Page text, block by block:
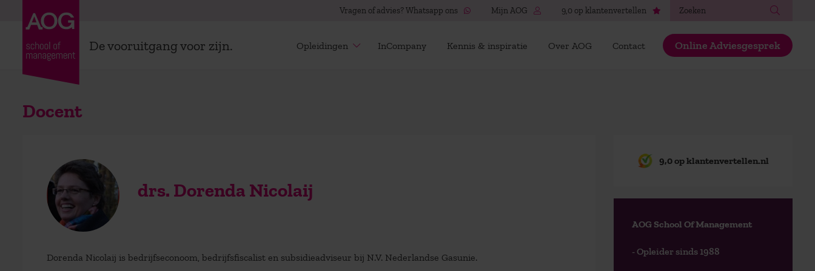
Vragen of advies? Whatsapp ons Mijn AOG 9,0 op klantenvertellen
De vooruitgang voor zijn. Opleidingen InCompany Kennis & inspiratie Over AOG Contact Online Adviesgesprek
Docent
drs. Dorenda Nicolaij
Dorenda Nicolaij is bedrijfseconoom, bedrijfsfiscalist en subsidieadviseur bij N.V. Nederlandse Gasunie.
9,0 op klantenvertellen.nl
AOG School Of Management
- Opleider sinds 1988